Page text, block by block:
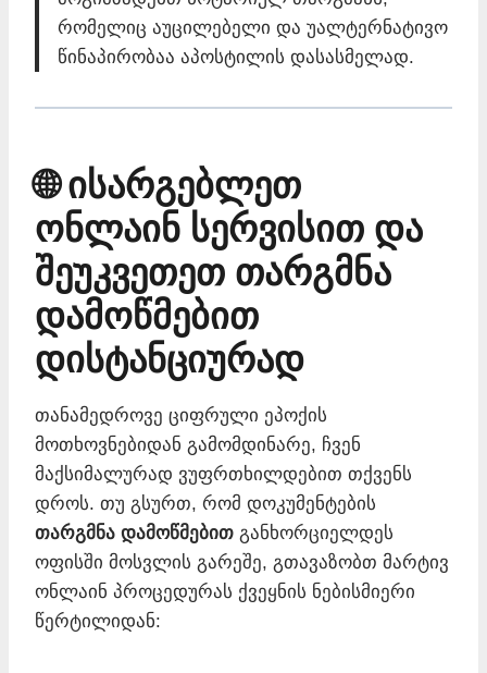
რომელიც აუცილებელი და უალტერნატივო
წინაპირობაა აპოსტილის დასასმელად.
🌐 ისარგებლეთ
ონლაინ სერვისით და
შეუკვეთეთ თარგმნა
დამოწმებით
დისტანციურად
თანამედროვე ციფრული ეპოქის
მოთხოვნებიდან გამომდინარე, ჩვენ
მაქსიმალურად ვუფრთხილდებით თქვენს
დროს. თუ გსურთ, რომ დოკუმენტების
თარგმნა დამოწმებით განხორციელდეს
ოფისში მოსვლის გარეშე, გთავაზობთ მარტივ
ონლაინ პროცედურას ქვეყნის ნებისმიერი
წერტილიდან: